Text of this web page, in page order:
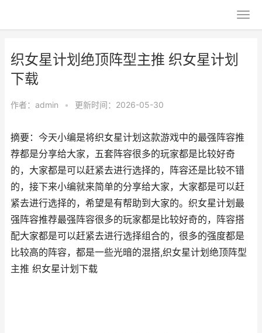
织女星计划绝顶阵型主推 织女星计划
下载
作者： admin • 更新时间：2026-05-30
摘要：今天小编是将织女星计划这款游戏中的最强阵容推
荐都是分享给大家，五套阵容很多的玩家都是比较好奇
的，大家都是可以赶紧去进行选择的，阵容还是比较不错
的，接下来小编就来简单的分享给大家，大家都是可以赶
紧去进行选择的，希望是有帮助到大家的。织女星计划最
强阵容推荐最强阵容很多的玩家都是比较好奇的，阵容搭
配大家都是可以赶紧去进行选择组合的，很多的强度都是
比较高的阵容，都是一些光暗的混搭,织女星计划绝顶阵型
主推 织女星计划下载